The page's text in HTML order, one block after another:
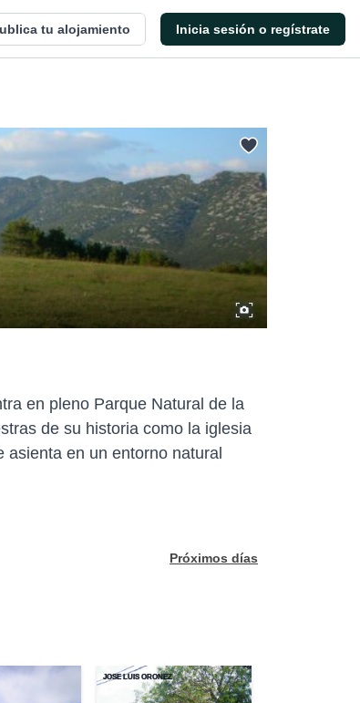
tu alojamiento Inicia sesión o regístrate
en pleno Parque Natural de la
de su historia como la iglesia
en un entorno natural
Próximos días
JOSE LUIS OROÑEZ